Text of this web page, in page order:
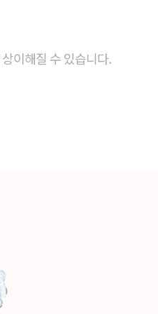
상이해질 수 있습니다.